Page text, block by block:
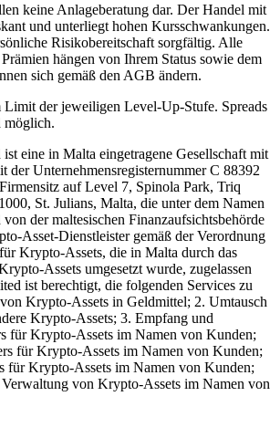
keine Anlageberatung dar. Der Handel mit
und unterliegt hohen Kursschwankungen.
Risikobereitschaft sorgfältig. Alle
hängen von Ihrem Status sowie dem
sich gemäß den AGB ändern.
Limit der jeweiligen Level-Up-Stufe. Spreads
möglich.
eine in Malta eingetragene Gesellschaft mit
der Unternehmensregisternummer C 88392
auf Level 7, Spinola Park, Triq
St. Julians, Malta, die unter dem Namen
der maltesischen Finanzaufsichtsbehörde
Asset-Dienstleister gemäß der Verordnung
Krypto-Assets, die in Malta durch das
Assets umgesetzt wurde, zugelassen
ist berechtigt, die folgenden Services zu
Krypto-Assets in Geldmittel; 2. Umtausch
Krypto-Assets; 3. Empfang und
für Krypto-Assets im Namen von Kunden;
für Krypto-Assets im Namen von Kunden;
für Krypto-Assets im Namen von Kunden;
von Krypto-Assets im Namen von